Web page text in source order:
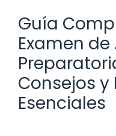
Guía
Examen
Consejos y
Esenciales